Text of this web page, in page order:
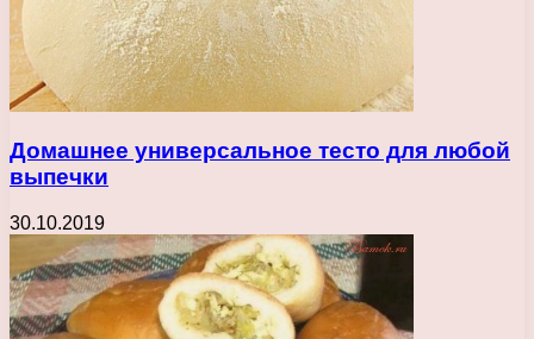
Домашнее универсальное тесто для любой
выпечки
30.10.2019